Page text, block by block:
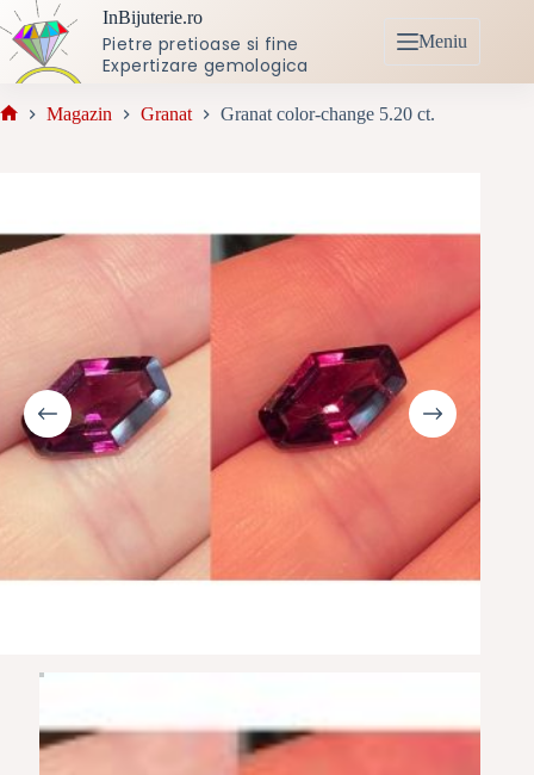
Sari
la
conținut
InBijuterie.ro
Pietre pretioase si fine
Expertizare gemologica
Meniu
Magazin Granat Granat color-change 5.20 ct.